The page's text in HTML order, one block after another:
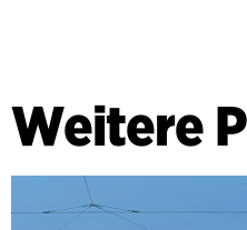
Die größte Veränderung in
Stockholms ist, sowie die
Arena. Mit einem
kugelförmige Gebäude der
Arena wurde von Berg
Weitere